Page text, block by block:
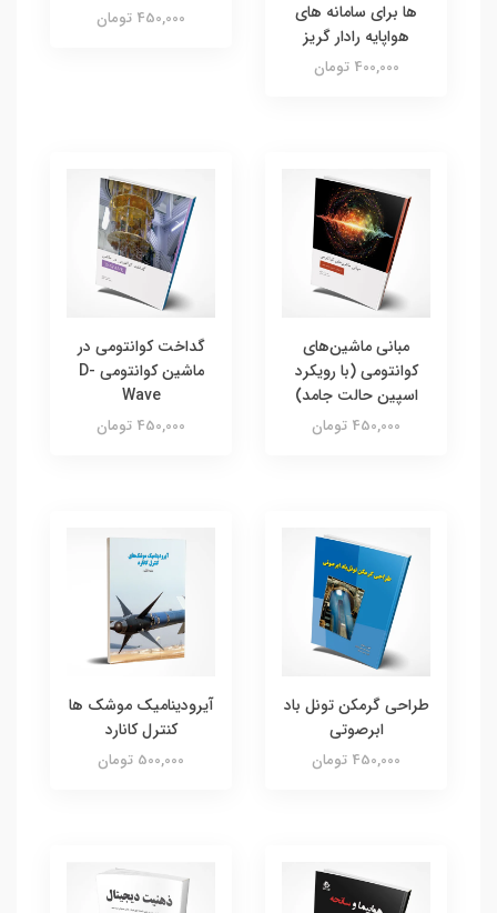
ها برای سامانه های
هواپایه رادار گریز
400,000 تومان
450,000 تومان
مبانی ماشین‌های
کوانتومی (با رویکرد
اسپین حالت جامد)
450,000 تومان
گداخت کوانتومی در
ماشین کوانتومی D-
Wave
450,000 تومان
طراحی گرمکن تونل باد
ابرصوتی
450,000 تومان
آیرودینامیک موشک ها
کنترل کانارد
500,000 تومان